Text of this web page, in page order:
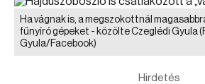
Ha vágnak is, a megszokottnál
fűnyíró gépeket - közölte Czeglédi Gyula
Gyula/Facebook)
Hirdetés